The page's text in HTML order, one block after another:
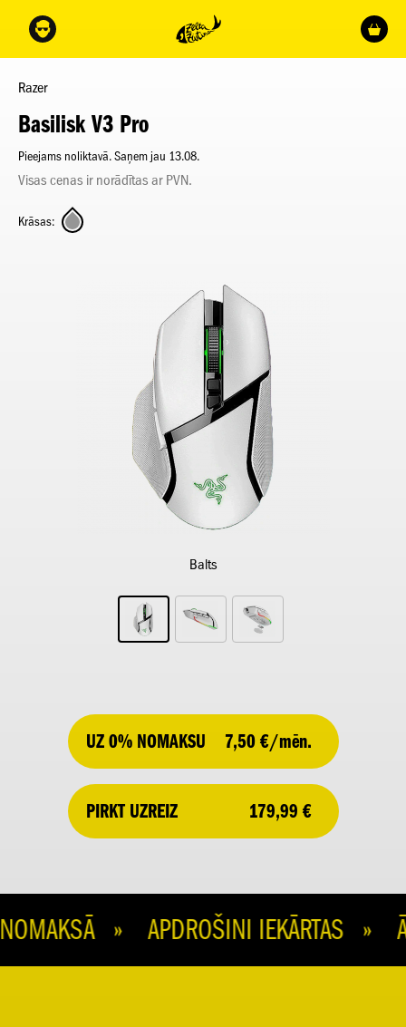
Razer
Basilisk V3 Pro
Pieejams noliktavā. Saņem jau 13.08.
Visas cenas ir norādītas ar PVN.
Krāsas:
Balts
UZ 0% NOMAKSU 7,50 €/mēn.
PIRKT UZREIZ 179,99 €
» APDROŠINI IEKĀRTAS »